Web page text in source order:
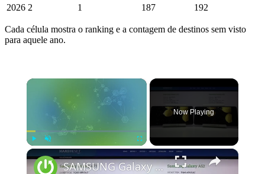
2026 2 1 187 192
Cada célula mostra o ranking e a contagem de destinos sem visto
para aquele ano.
×
Unmute Fullscreen
Now Playing
×
SAMSUNG Galaxy A52 vs SAMSUNG Galaxy A72 Display Comparison | Screen Comparison Test